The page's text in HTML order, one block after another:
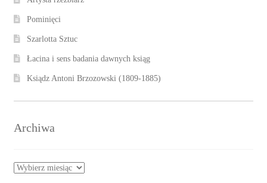
Pominięci
Szarlotta Sztuc
Łacina i sens badania dawnych ksiąg
Ksiądz Antoni Brzozowski (1809-1885)
Archiwa
Archiwa